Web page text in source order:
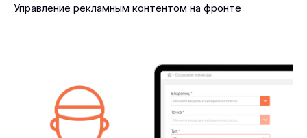
Управление рекламным контентом на фронте